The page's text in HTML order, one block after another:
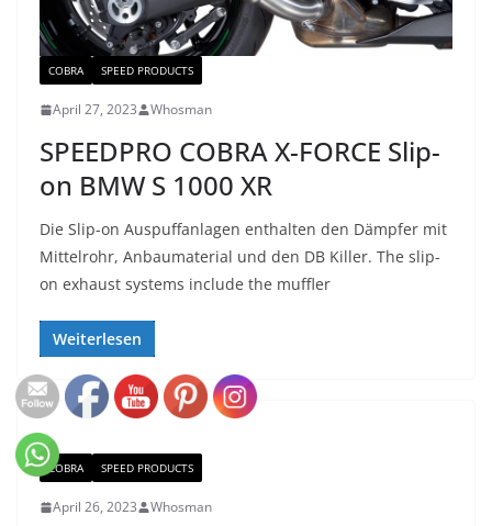
COBRA SPEED PRODUCTS
April 27, 2023 Whosman
SPEEDPRO COBRA X-FORCE Slip-
on BMW S 1000 XR
Die Slip-on Auspuffanlagen enthalten den Dämpfer mit
Mittelrohr, Anbaumaterial und den DB Killer. The slip-
on exhaust systems include the muffler
Weiterlesen
COBRA SPEED PRODUCTS
April 26, 2023 Whosman